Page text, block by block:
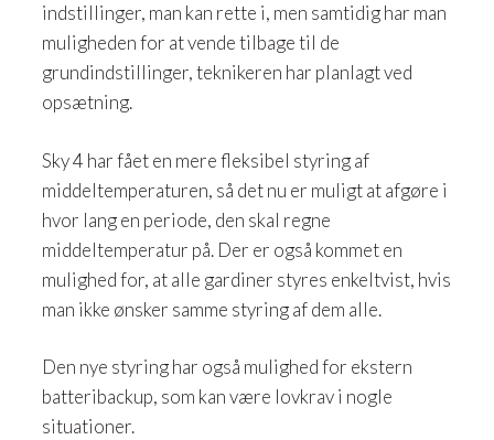
indstillinger, man kan rette i, men samtidig har man
muligheden for at vende tilbage til de
grundindstillinger, teknikeren har planlagt ved
opsætning.
​Sky 4 har fået en mere fleksibel styring af
middeltemperaturen, så det nu er muligt at afgøre i
hvor lang en periode, den skal regne
middeltemperatur på. Der er også kommet en
mulighed for, at alle gardiner styres enkeltvist, hvis
man ikke ønsker samme styring af dem alle.
​Den nye styring har også mulighed for ekstern
batteribackup, som kan være lovkrav i nogle
situationer.​